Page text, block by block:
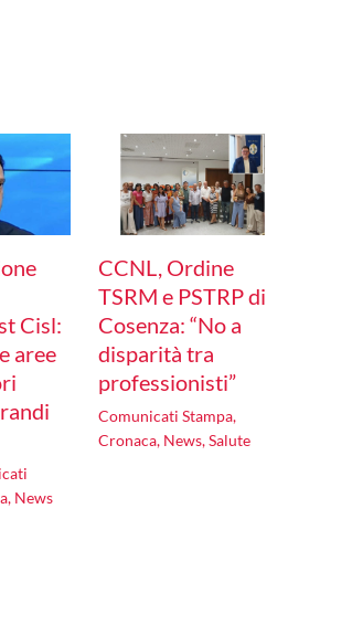
Cisl:
aree
, News
CCNL, Ordine
TSRM e PSTRP di
Cosenza: “No a
disparità tra
professionisti”
Comunicati Stampa,
Cronaca, News,Salute